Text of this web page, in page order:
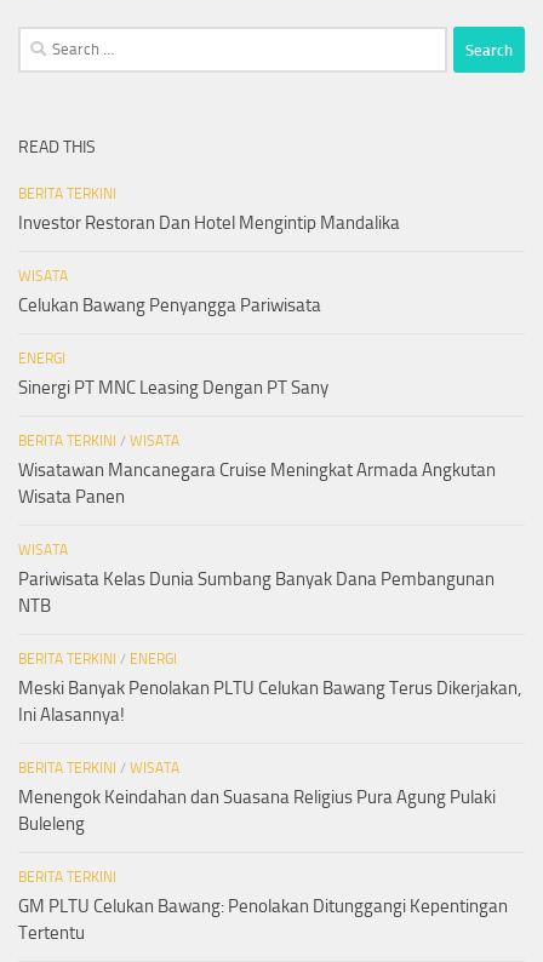
Search
for:
READ THIS
BERITA TERKINI
Investor Restoran Dan Hotel Mengintip Mandalika
WISATA
Celukan Bawang Penyangga Pariwisata
ENERGI
Sinergi PT MNC Leasing Dengan PT Sany
BERITA TERKINI / WISATA
Wisatawan Mancanegara Cruise Meningkat Armada Angkutan
Wisata Panen
WISATA
Pariwisata Kelas Dunia Sumbang Banyak Dana Pembangunan
NTB
BERITA TERKINI / ENERGI
Meski Banyak Penolakan PLTU Celukan Bawang Terus Dikerjakan,
Ini Alasannya!
BERITA TERKINI / WISATA
Menengok Keindahan dan Suasana Religius Pura Agung Pulaki
Buleleng
BERITA TERKINI
GM PLTU Celukan Bawang: Penolakan Ditunggangi Kepentingan
Tertentu